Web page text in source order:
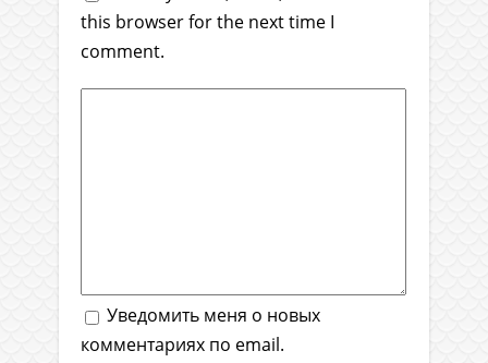
this browser for the next time I
comment.
Уведомить меня о новых
комментариях по email.